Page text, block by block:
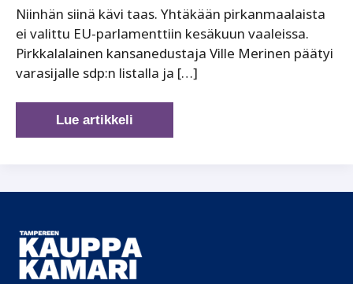
Niinhän siinä kävi taas. Yhtäkään pirkanmaalaista
ei valittu EU-parlamenttiin kesäkuun vaaleissa.
Pirkkalalainen kansanedustaja ­Ville Merinen päätyi
varasijalle sdp:n listalla ja […]
Ei
tullut
Lue artikkeli